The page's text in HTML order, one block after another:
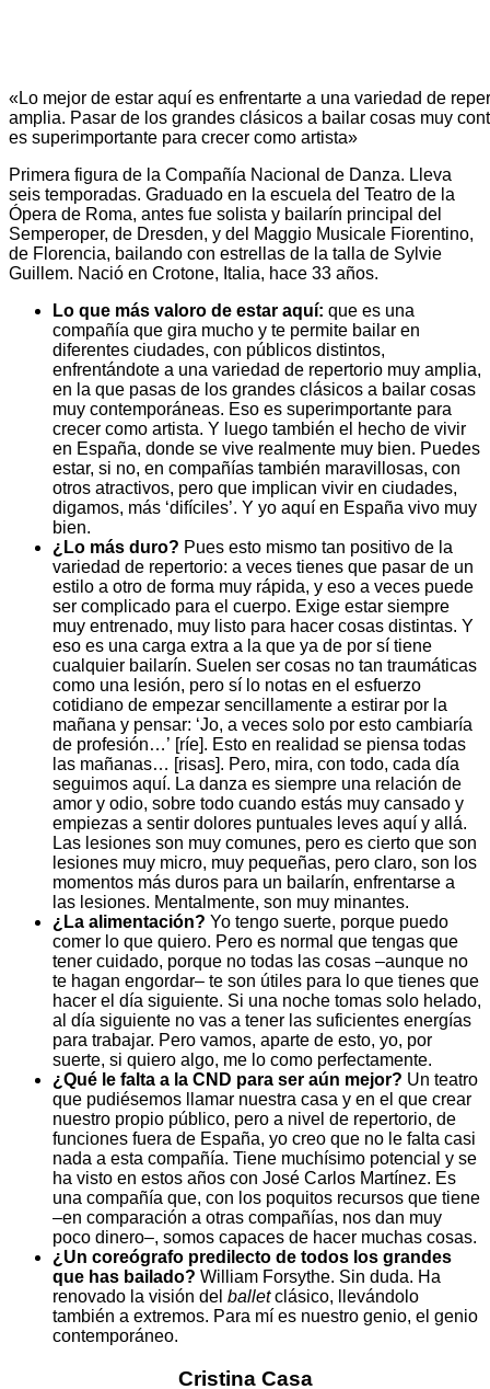
«Lo mejor de estar aquí es enfrentarte a una variedad de
amplia. Pasar de los grandes clásicos a bailar cosas muy
es superimportante para crecer como artista»
Primera figura de la Compañía Nacional de Danza. Lleva
seis temporadas. Graduado en la escuela del Teatro de la
Ópera de Roma, antes fue solista y bailarín principal del
Semperoper, de Dresden, y del Maggio Musicale Fiorentino,
de Florencia, bailando con estrellas de la talla de Sylvie
Guillem. Nació en Crotone, Italia, hace 33 años.
Lo que más valoro de estar aquí: que es una
compañía que gira mucho y te permite bailar en
diferentes ciudades, con públicos distintos,
enfrentándote a una variedad de repertorio muy amplia,
en la que pasas de los grandes clásicos a bailar cosas
muy contemporáneas. Eso es superimportante para
crecer como artista. Y luego también el hecho de vivir
en España, donde se vive realmente muy bien. Puedes
estar, si no, en compañías también maravillosas, con
otros atractivos, pero que implican vivir en ciudades,
digamos, más ‘difíciles’. Y yo aquí en España vivo muy
bien.
¿Lo más duro? Pues esto mismo tan positivo de la
variedad de repertorio: a veces tienes que pasar de un
estilo a otro de forma muy rápida, y eso a veces puede
ser complicado para el cuerpo. Exige estar siempre
muy entrenado, muy listo para hacer cosas distintas. Y
eso es una carga extra a la que ya de por sí tiene
cualquier bailarín. Suelen ser cosas no tan traumáticas
como una lesión, pero sí lo notas en el esfuerzo
cotidiano de empezar sencillamente a estirar por la
mañana y pensar: ‘Jo, a veces solo por esto cambiaría
de profesión…’ [ríe]. Esto en realidad se piensa todas
las mañanas… [risas]. Pero, mira, con todo, cada día
seguimos aquí. La danza es siempre una relación de
amor y odio, sobre todo cuando estás muy cansado y
empiezas a sentir dolores puntuales leves aquí y allá.
Las lesiones son muy comunes, pero es cierto que son
lesiones muy micro, muy pequeñas, pero claro, son los
momentos más duros para un bailarín, enfrentarse a
las lesiones. Mentalmente, son muy minantes.
¿La alimentación? Yo tengo suerte, porque puedo
comer lo que quiero. Pero es normal que tengas que
tener cuidado, porque no todas las cosas –aunque no
te hagan engordar– te son útiles para lo que tienes que
hacer el día siguiente. Si una noche tomas solo helado,
al día siguiente no vas a tener las suficientes energías
para trabajar. Pero vamos, aparte de esto, yo, por
suerte, si quiero algo, me lo como perfectamente.
¿Qué le falta a la CND para ser aún mejor? Un teatro
que pudiésemos llamar nuestra casa y en el que crear
nuestro propio público, pero a nivel de repertorio, de
funciones fuera de España, yo creo que no le falta casi
nada a esta compañía. Tiene muchísimo potencial y se
ha visto en estos años con José Carlos Martínez. Es
una compañía que, con los poquitos recursos que tiene
–en comparación a otras compañías, nos dan muy
poco dinero–, somos capaces de hacer muchas cosas.
¿Un coreógrafo predilecto de todos los grandes
que has bailado? William Forsythe. Sin duda. Ha
renovado la visión del balletclásico, llevándolo
también a extremos. Para mí es nuestro genio, el genio
contemporáneo.
Cristina Casa